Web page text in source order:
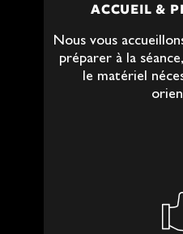
ACCUEIL &
Nous vous
préparer à la
le matériel